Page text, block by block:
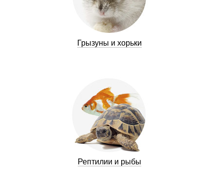
Грызуны и хорьки
Рептилии и рыбы